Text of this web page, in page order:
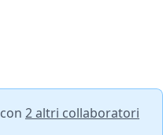
con 2 altri collaboratori